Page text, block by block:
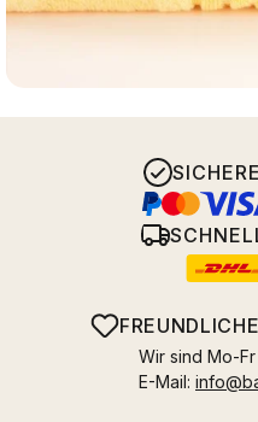
Wir sind Mo-
E-Mail: